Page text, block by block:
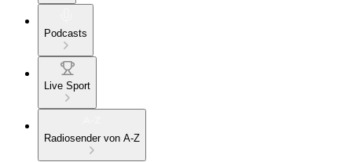
Podcasts
Live Sport
Radiosender von A-Z